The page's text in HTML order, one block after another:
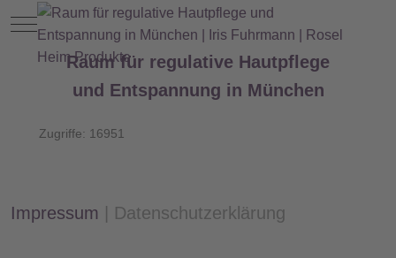
Mobile Menu Toggle
Raum für regulative Hautpflege
und Entspannung in München
Zugriffe: 16951
Impressum Datenschutzerklärung